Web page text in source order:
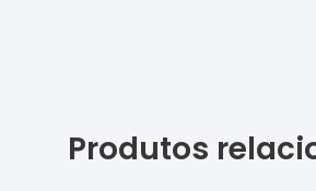
Produtos